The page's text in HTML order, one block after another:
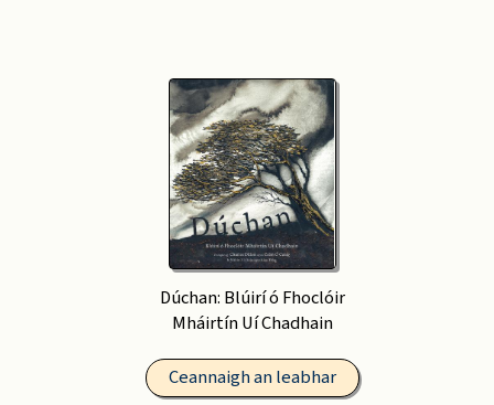
Dúchan: Blúirí ó Fhoclóir
Mháirtín Uí Chadhain
Ceannaigh an leabhar